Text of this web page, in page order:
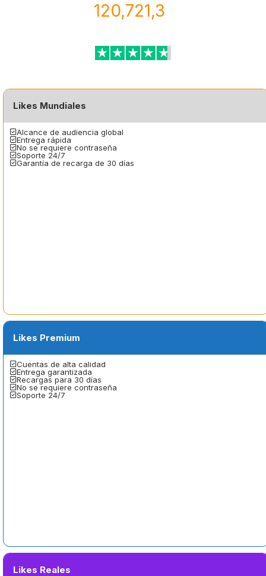
120,721,362,512 views
Likes Mundiales
Alcance de audiencia global
Entrega rápida
No se requiere contraseña
Soporte 24/7
Garantía de recarga de 30 días
Likes Premium
Cuentas de alta calidad
Entrega garantizada
Recargas para 30 días
No se requiere contraseña
Soporte 24/7
Likes Reales